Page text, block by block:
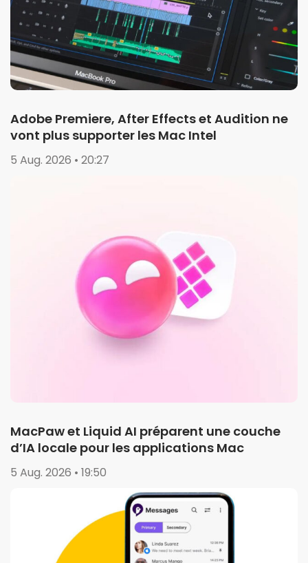
Adobe Premiere, After Effects et Audition ne
vont plus supporter les Mac Intel
5 Aug. 2026 • 20:27
MacPaw et Liquid AI préparent une couche
d’IA locale pour les applications Mac
5 Aug. 2026 • 19:50